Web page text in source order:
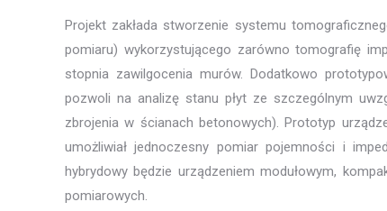
Projekt zakłada stworzenie systemu
pomiaru) wykorzystującego zarówno tomografię
stopnia zawilgocenia murów. Dodatkowo
pozwoli na analizę stanu płyt ze szczególnym
zbrojenia w ścianach betonowych). Prototyp
umożliwiał jednoczesny pomiar pojemności i
hybrydowy będzie urządzeniem modułowym,
pomiarowych.